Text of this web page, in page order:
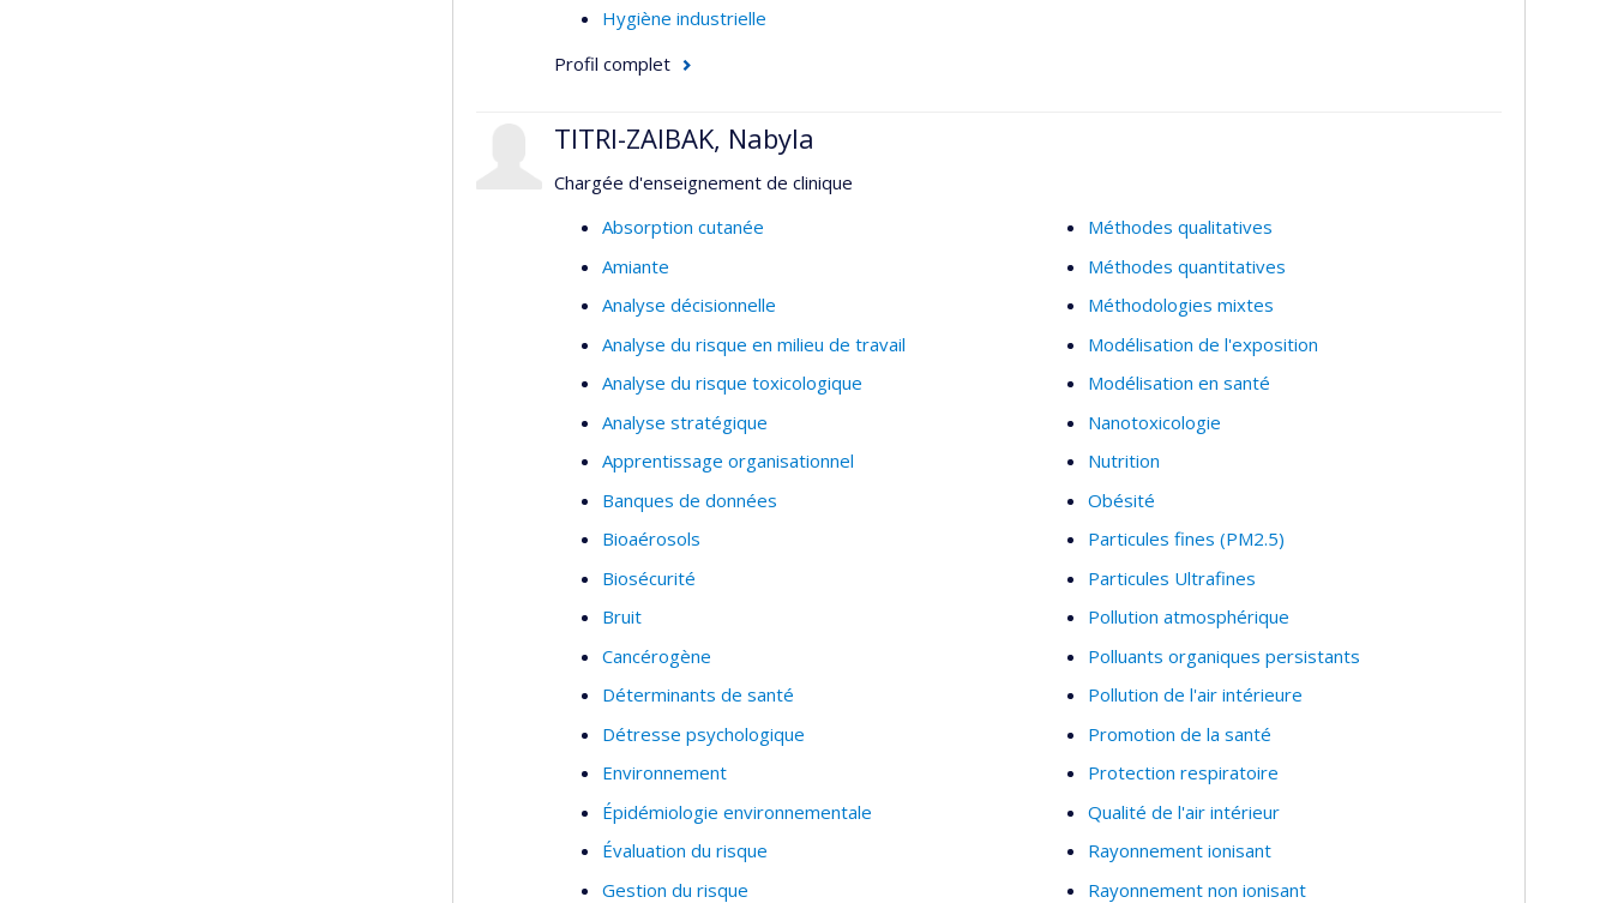
Hygiène industrielle
Profil complet
TITRI-ZAIBAK, Nabyla
Chargée d'enseignement de clinique
Absorption cutanée
Amiante
Analyse décisionnelle
Analyse du risque en milieu de travail
Analyse du risque toxicologique
Analyse stratégique
Apprentissage organisationnel
Banques de données
Bioaérosols
Biosécurité
Bruit
Cancérogène
Déterminants de santé
Détresse psychologique
Environnement
Épidémiologie environnementale
Évaluation du risque
Gestion du risque
Méthodes qualitatives
Méthodes quantitatives
Méthodologies mixtes
Modélisation de l'exposition
Modélisation en santé
Nanotoxicologie
Nutrition
Obésité
Particules fines (PM2.5)
Particules Ultrafines
Pollution atmosphérique
Polluants organiques persistants
Pollution de l'air intérieure
Promotion de la santé
Protection respiratoire
Qualité de l'air intérieur
Rayonnement ionisant
Rayonnement non ionisant